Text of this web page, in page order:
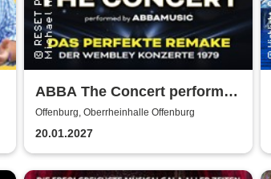
ABBA The Concert performed
by ABBAMUSIC
Offenburg, Oberrheinhalle Offenburg
20.01.2027